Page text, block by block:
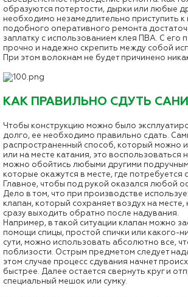
образуются потертости, дырки или любые
необходимо незамедлительно приступить к
подобного оперативного ремонта
заплатку с использованием клея ПВА. С его
прочно и надежно скрепить между собой
При этом волокнам не будет причинено
КАК ПРАВИЛЬНО СДУТЬ
Чтобы конструкцию можно было
долго, ее необходимо правильно сдать.
распространенный способ, который можно
или на месте катания, это воспользоваться
можно обойтись любыми другими
которые окажутся в месте, где потребуется
Главное, чтобы под рукой оказался любой
Дело в том, что при производстве
клапан, который сохраняет воздух на месте,
сразу выходить обратно после надувания.
Например, в такой ситуации клапан можно
помощи спицы, простой спички или какого-
сути, можно использовать абсолютно все,
поблизости. Острым предметом следует
этом случае процесс сдувания начнет
быстрее. Далее остается свернуть круг и
специальный мешок или сумку.